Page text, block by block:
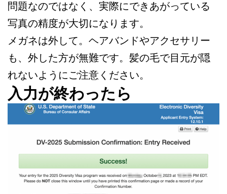
問題なのではなく、実際にできあがっている
写真の精度が大切になります。
メガネは外して。ヘアバンドやアクセサリー
も、外した方が無難です。髪の毛で目元が隠
れないようにご注意ください。
入力が終わったら